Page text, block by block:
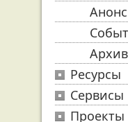
Ресурсы
Сервисы
Проекты